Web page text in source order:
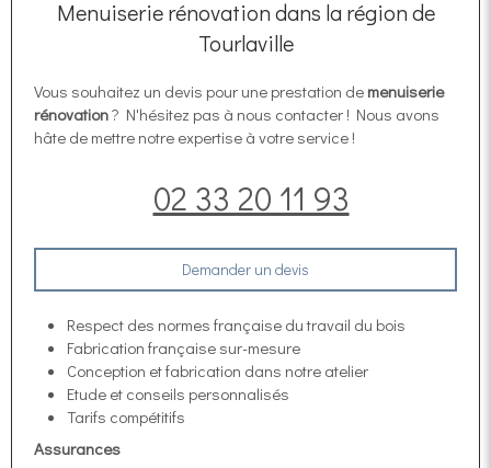
Menuiserie rénovation dans la région de
Tourlaville
Vous souhaitez un devis pour une prestation de menuiserie
rénovation? N'hésitez pas à nous contacter ! Nous avons
hâte de mettre notre expertise à votre service !
02 33 20 11 93
Demander un devis
Respect des normes française du travail du bois
Fabrication française sur-mesure
Conception et fabrication dans notre atelier
Etude et conseils personnalisés
Tarifs compétitifs
Assurances